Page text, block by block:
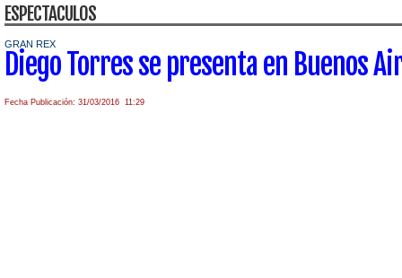
ESPECTACULOS
GRAN REX
Diego Torres se presenta en Buenos
Fecha Publicación: 31/03/2016 11:29